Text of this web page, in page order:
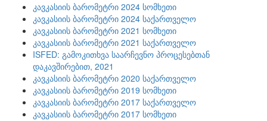
კავკასიის ბარომეტრი 2024 სომხეთი
კავკასიის ბარომეტრი 2024 საქართველო
კავკასიის ბარომეტრი 2021 სომხეთი
კავკასიის ბარომეტრი 2021 საქართველო
ISFED: გამოკითხვა საარჩევნო პროცესებთან
დაკავშირებით, 2021
კავკასიის ბარომეტრი 2020 საქართველო
კავკასიის ბარომეტრი 2019 სომხეთი
კავკასიის ბარომეტრი 2017 საქართველო
კავკასიის ბარომეტრი 2017 სომხეთი